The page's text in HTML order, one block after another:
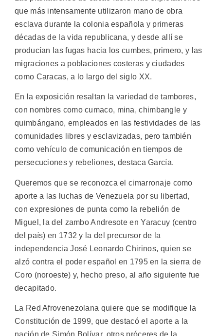
que más intensamente utilizaron mano de obra
esclava durante la colonia española y primeras
décadas de la vida republicana, y desde allí se
producían las fugas hacia los cumbes, primero, y las
migraciones a poblaciones costeras y ciudades
como Caracas, a lo largo del siglo XX.
En la exposición resaltan la variedad de tambores,
con nombres como cumaco, mina, chimbangle y
quimbángano, empleados en las festividades de las
comunidades libres y esclavizadas, pero también
como vehículo de comunicación en tiempos de
persecuciones y rebeliones, destaca García.
Queremos que se reconozca el cimarronaje como
aporte a las luchas de Venezuela por su libertad,
con expresiones de punta como la rebelión de
Miguel, la del zambo Andresote en Yaracuy (centro
del país) en 1732 y la del precursor de la
independencia José Leonardo Chirinos, quien se
alzó contra el poder español en 1795 en la sierra de
Coro (noroeste) y, hecho preso, al año siguiente fue
decapitado.
La Red Afrovenezolana quiere que se modifique la
Constitución de 1999, que destacó el aporte a la